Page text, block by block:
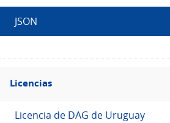
JSON
Filtro
Licencias
Licencias
Licencia de DAG de Uruguay